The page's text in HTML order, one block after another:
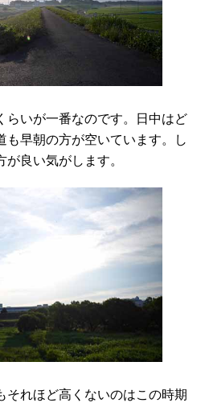
らいが一番なのです。日中はど
も早朝の方が空いています。し
良い気がします。
それほど高くないのはこの時期